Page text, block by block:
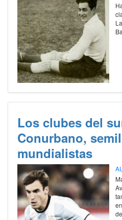
Los clubes del
Conurbano,
mundialistas